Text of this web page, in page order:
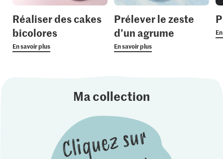
Réaliser des cakes
bicolores
En savoir plus
Prélever le zeste
d’un agrume
En savoir plus
Ma collection